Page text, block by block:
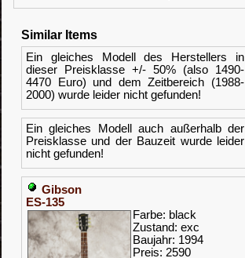
Similar Items
Ein gleiches Modell des Herstellers in
dieser Preisklasse +/- 50% (also 1490-
4470 Euro) und dem Zeitbereich (1988-
2000) wurde leider nicht gefunden!
Ein gleiches Modell auch außerhalb der
Preisklasse und der Bauzeit wurde leider
nicht gefunden!
Gibson
ES-135
Farbe: black
Zustand: exc
Baujahr: 1994
Preis: 2590